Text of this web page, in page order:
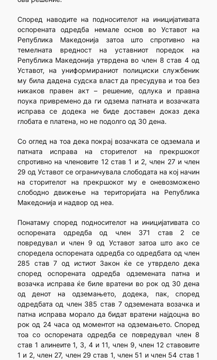
Според наводите на подносителот на иницијативата
оспорената одредба немале основ во Уставот на
Република Македонија затоа што спротивно на
темелната вредност на уставниот поредок на
Република Македонија утврдена во член 8 став 4 од
Уставот, на униформираниот полициски службеник
му била дадена судска власт да пресудува и тоа без
никаков правен акт – решение, одлука и правна
поука привремено да ги одзема патната и возачката
исправа се додека не биде доставен доказ дека
глобата е платена, но не подолго од 30 дена.
Со оглед на тоа дека покрај возачката се одземала и
патната исправа на сторителот на прекршокот
спротивно на членовите 12 став 1 и 2, член 27 и член
29 од Уставот се ограничувала слободата на кој начин
на сторителот на прекршокот му е оневозможено
слободно движење на територијата на Република
Македонија и надвор од неа.
Понатаму според подносителот на иницијативата со
оспорената одредба од член 371 став 2 се
повредувал и член 9 од Уставот затоа што ако се
споредела оспорената одредба со одредбата од член
285 став 7 од истиот Закон ќе се утврдело дека
според оспорената одредба одземената патна и
возачка исправа ќе биле вратени во рок од 30 дена
од денот на одземањето, додека, пак, според
одредбата од член 385 став 7 одземената возачка и
патна исправа морало да бидат вратени најдоцна во
рок од 24 часа од моментот на одземањето. Според
тоа со оспорената одредба се повредувал член 8
став 1 алинеите 1, 3, 4 и 11, член 9, член 12 ставовите
1 и 2, член 27, член 29 став 1, член 51 и член 54 став 1